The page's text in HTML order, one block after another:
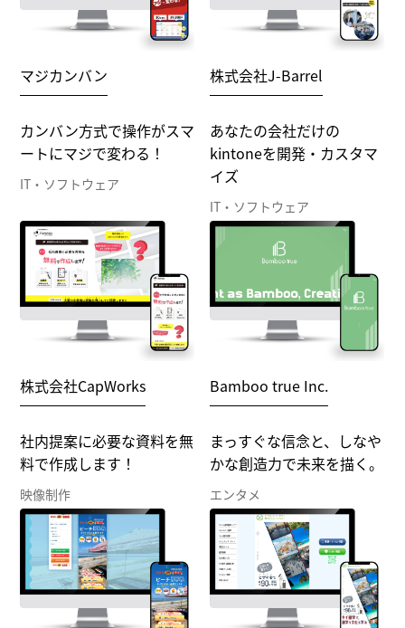
マジカンバン
カンバン方式で操作がスマ
ートにマジで変わる！
IT・ソフトウェア
株式会社J-Barrel
あなたの会社だけの
kintoneを開発・カスタマ
イズ
IT・ソフトウェア
株式会社CapWorks
社内提案に必要な資料を無
料で作成します！
映像制作
Bamboo true Inc.
まっすぐな信念と、しなや
かな創造力で未来を描く。
エンタメ